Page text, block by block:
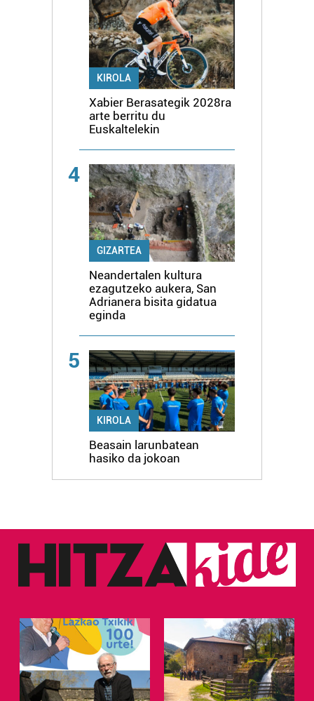
KIROLA
Xabier Berasategik 2028ra
arte berritu du
Euskaltelekin
4
GIZARTEA
Neandertalen kultura
ezagutzeko aukera, San
Adrianera bisita gidatua
eginda
5
KIROLA
Beasain larunbatean
hasiko da jokoan